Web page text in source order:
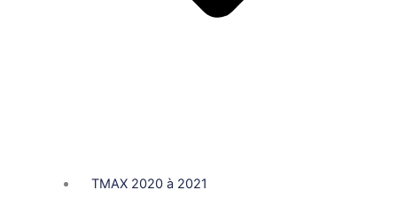
TMAX 2020 à 2021